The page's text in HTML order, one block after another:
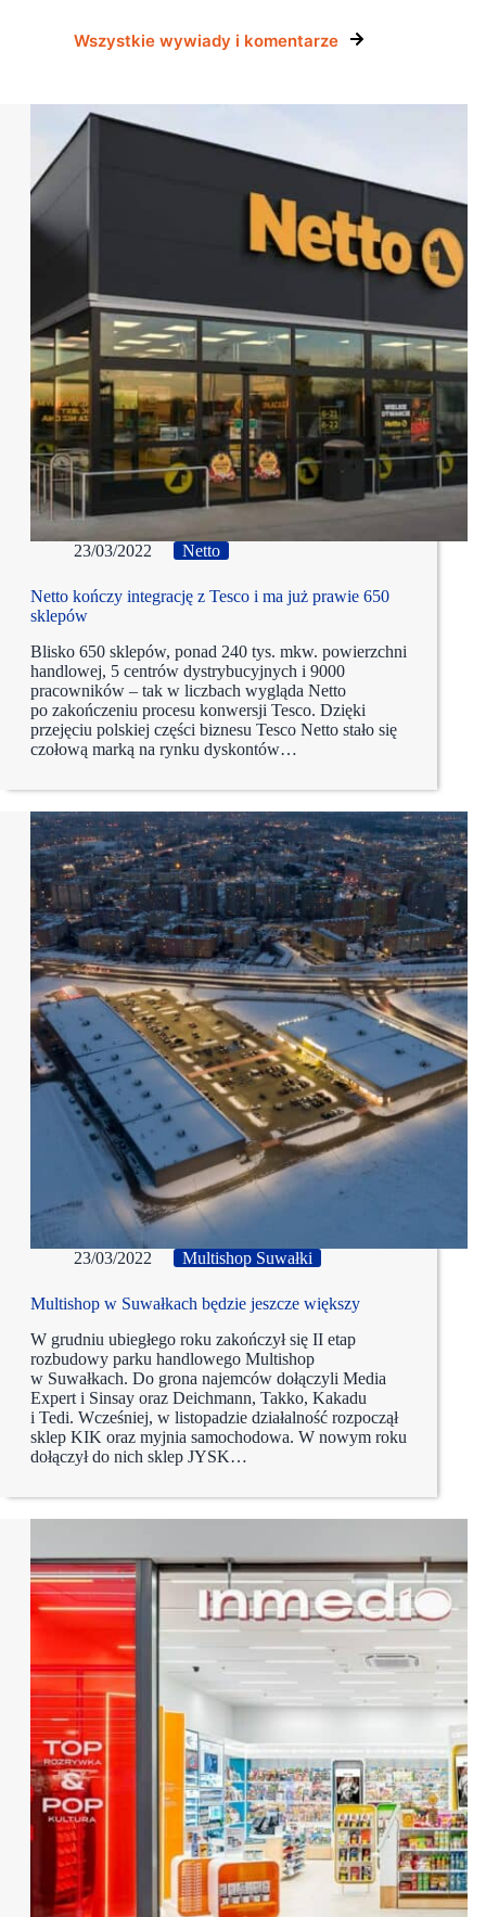
Wszystkie wywiady i komentarze
23/03/2022 Netto
Netto kończy integrację z Tesco i ma już prawie 650
sklepów
Blisko 650 sklepów, ponad 240 tys. mkw. powierzchni
handlowej, 5 centrów dystrybucyjnych i 9000
pracowników – tak w liczbach wygląda Netto
po zakończeniu procesu konwersji Tesco. Dzięki
przejęciu polskiej części biznesu Tesco Netto stało się
czołową marką na rynku dyskontów…
23/03/2022 Multishop Suwałki
Multishop w Suwałkach będzie jeszcze większy
W grudniu ubiegłego roku zakończył się II etap
rozbudowy parku handlowego Multishop
w Suwałkach. Do grona najemców dołączyli Media
Expert i Sinsay oraz Deichmann, Takko, Kakadu
i Tedi. Wcześniej, w listopadzie działalność rozpoczął
sklep KIK oraz myjnia samochodowa. W nowym roku
dołączył do nich sklep JYSK…